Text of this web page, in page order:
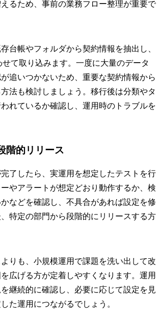
るため、事前の業務フロー整理が重要で
台帳やフォルダから契約情報を抽出し、
て取り込みます。一度に大量のデータ
追いつかないため、重要な契約情報から
法も検討しましょう。移行後は分類やタ
れているか確認し、運用時のトラブルを
階的リリース
了したら、実運用を想定したテストを行
やアラートが想定どおり動作するか、検
などを確認し、不具合があれば設定を修
特定の部門から段階的にリリースする方
りも、小規模運用で課題を洗い出して改
広げる方が定着しやすくなります。運用
継続的に確認し、必要に応じて設定を見
た運用につながるでしょう。